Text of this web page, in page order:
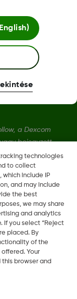
a Dexcom
bejegyzett
országokban is
technologies
to collect
which include IP
and may include
the best
we may share
and analytics
If you select “Reject
placed. By
of the
Your
browser and